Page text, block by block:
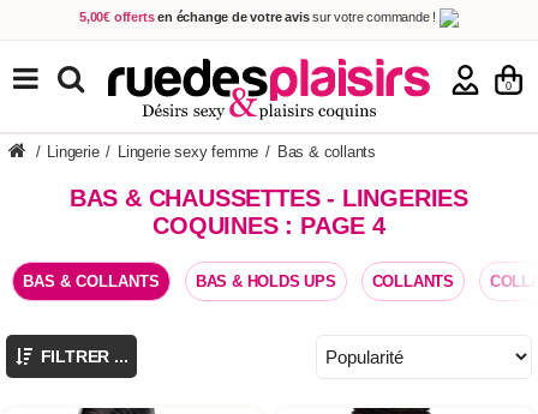
5,00€ offerts en échange de votre avissur votre commande !
Achetez aujourd'hui. Décidez quand payer !
Livraison en 48h
au prix de 2,90 € ! (Offerte dès 69,00€ d'achat)
0
TOUS NOS PRODUITS
/ Lingerie / Lingerie sexy femme / Bas & collants
BAS & CHAUSSETTES - LINGERIES
COQUINES : PAGE 4
BAS & COLLANTS BAS & HOLDS UPS COLLANTS
FILTRER ...